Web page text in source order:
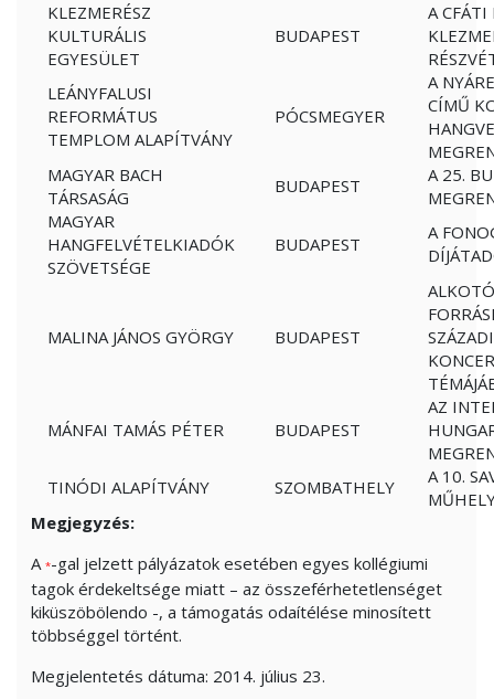
KLEZMERÉSZ
KULTURÁLIS
EGYESÜLET
BUDAPEST
A
LEÁNYFALUSI
REFORMÁTUS
TEMPLOM ALAPÍTVÁNY
PÓCSMEGYER
A
CÍMŰ
MAGYAR BACH
TÁRSASÁG
BUDAPEST
A 25.
MAGYAR
HANGFELVÉTELKIADÓK
SZÖVETSÉGE
BUDAPEST
A
MALINA JÁNOS GYÖRGY BUDAPEST
MÁNFAI TAMÁS PÉTER BUDAPEST
AZ
TINÓDI ALAPÍTVÁNY
SZOMBATHELY
A 10.
Megjegyzés:
A *-gal jelzett pályázatok esetében egyes kollégiumi
tagok érdekeltsége miatt – az összeférhetetlenséget
kiküszöbölendo -, a támogatás odaítélése minosített
többséggel történt.
Megjelentetés dátuma: 2014. július 23.